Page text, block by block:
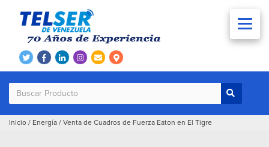
Inicio / Energía / Venta de Cuadros de Fuerza Eaton en El Tigre